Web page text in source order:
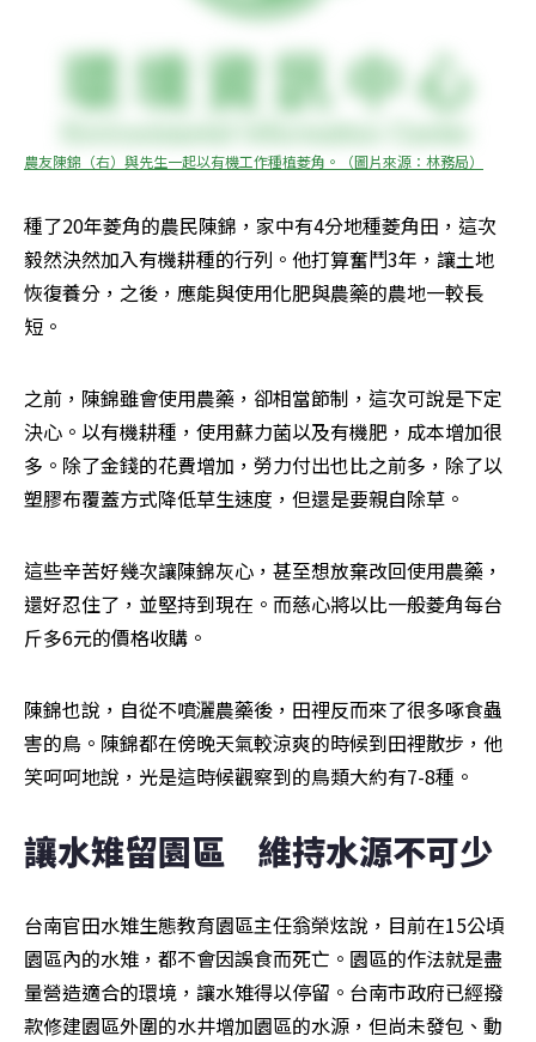
農友陳錦（右）與先生一起以有機工作種植菱角。（圖片來源：林務局）
種了20年菱角的農民陳錦，家中有4分地種菱角田，這次
毅然決然加入有機耕種的行列。他打算奮鬥3年，讓土地
恢復養分，之後，應能與使用化肥與農藥的農地一較長
短。
之前，陳錦雖會使用農藥，卻相當節制，這次可說是下定
決心。以有機耕種，使用蘇力菌以及有機肥，成本增加很
多。除了金錢的花費增加，勞力付出也比之前多，除了以
塑膠布覆蓋方式降低草生速度，但還是要親自除草。
這些辛苦好幾次讓陳錦灰心，甚至想放棄改回使用農藥，
還好忍住了，並堅持到現在。而慈心將以比一般菱角每台
斤多6元的價格收購。
陳錦也說，自從不噴灑農藥後，田裡反而來了很多啄食蟲
害的鳥。陳錦都在傍晚天氣較涼爽的時候到田裡散步，他
笑呵呵地說，光是這時候觀察到的鳥類大約有7-8種。
讓水雉留園區　維持水源不可少
台南官田水雉生態教育園區主任翁榮炫說，目前在15公頃
園區內的水雉，都不會因誤食而死亡。園區的作法就是盡
量營造適合的環境，讓水雉得以停留。台南市政府已經撥
款修建園區外圍的水井增加園區的水源，但尚未發包、動